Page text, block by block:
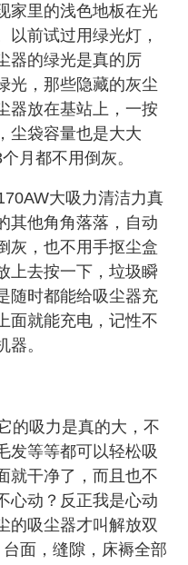
家里的浅色地板在光
以前试过用绿光灯，
器的绿光是真的厉
光，那些隐藏的灰尘
器放在基站上，一按
尘袋容量也是大大
月都不用倒灰。
大吸力清洁力真
其他角角落落，自动
灰，也不用手抠尘盒
上去按一下，垃圾瞬
随时都能给吸尘器充
面就能充电，记性不
。
吸力是真的大，不
发等等都可以轻松吸
就干净了，而且也不
心动？反正我是心动
的吸尘器才叫解放双
面，缝隙，床褥全部